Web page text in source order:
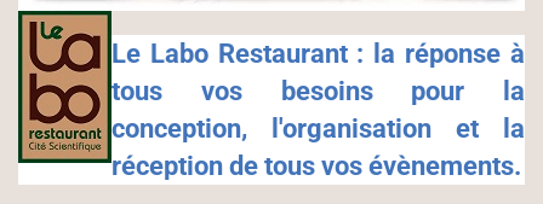
Le Labo Restaurant : la réponse à
tous vos besoins pour la
conception, l'organisation et la
réception de tous vos évènements.